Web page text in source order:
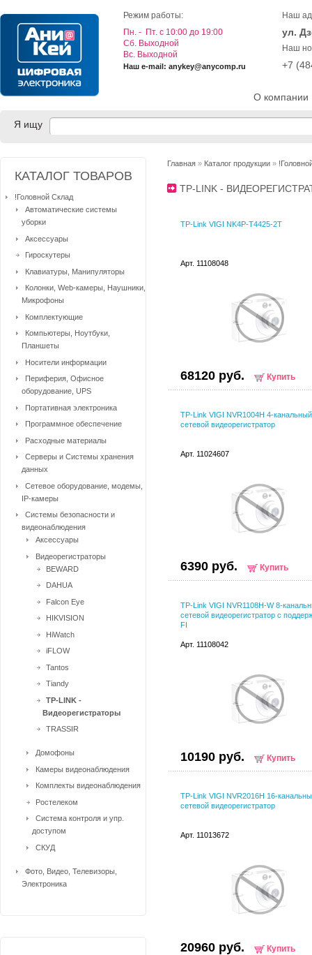
О компании
Режим работы:
Пн. - Пт. с 10:00 до 19:00
Cб. Выходной
Вс. Выходной
Наш e-mail: anykey@anycomp.ru
Наш
ул.
Наш
+7
Я ищу
Главная » Каталог продукции »
TP-LINK -
TP-Link VIGI NK4P-T4425-2T
Арт. 11108048
68120 руб. Купить
TP-Link VIGI NVR1004H 4-канальный
сетевой видеорегистратор
Арт. 11024607
6390 руб. Купить
TP-Link VIGI NVR1108H-W 8-
сетевой видеорегистратор с
FI
Арт. 11108042
10190 руб. Купить
TP-Link VIGI NVR2016H 16-
сетевой видеорегистратор
Арт. 11013672
20960 руб. Купить
КАТАЛОГ ТОВАРОВ
!Головной Склад
Автоматические системы
уборки
Аксессуары
Гироскутеры
Клавиатуры, Манипуляторы
Колонки, Web-камеры, Наушники,
Микрофоны
Комплектующие
Компьютеры, Ноутбуки,
Планшеты
Носители информации
Периферия, Офисное
оборудование, UPS
Портативная электроника
Программное обеспечение
Расходные материалы
Серверы и Системы хранения
данных
Сетевое оборудование, модемы,
IP-камеры
Системы безопасности и
видеонаблюдения
Аксессуары
Видеорегистраторы
BEWARD
DAHUA
Falcon Eye
HIKVISION
HiWatch
iFLOW
Tantos
Tiandy
TP-LINK -
Видеорегистраторы
TRASSIR
Домофоны
Камеры видеонаблюдения
Комплекты видеонаблюдения
Ростелеком
Система контроля и упр.
доступом
СКУД
Фото, Видео, Телевизоры,
Электроника